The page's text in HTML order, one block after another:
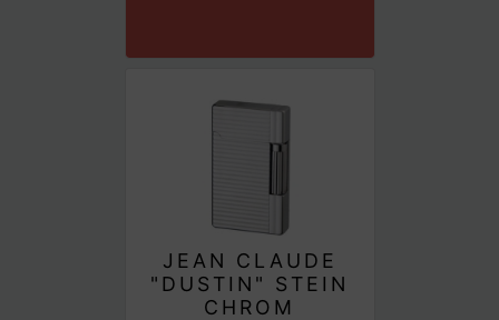
JEAN CLAUDE
"DUSTIN" STEIN
CHROM